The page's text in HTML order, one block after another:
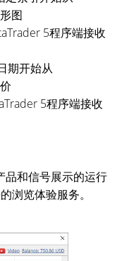
图
5程序端接收
期开始从
5程序端接收
品和信号展示的运行
浏览体验服务。